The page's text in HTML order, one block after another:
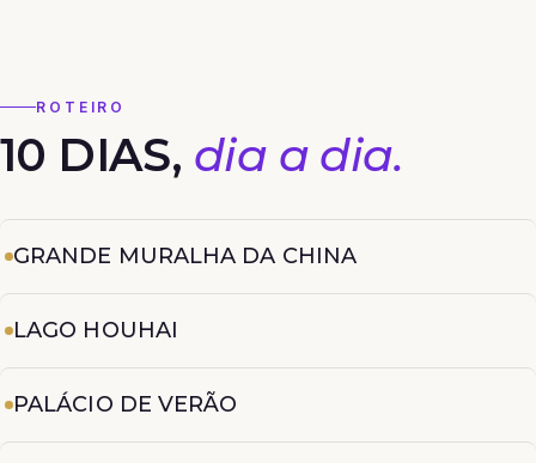
ROTEIRO
10 DIAS, dia a dia.
GRANDE MURALHA DA CHINA
LAGO HOUHAI
PALÁCIO DE VERÃO